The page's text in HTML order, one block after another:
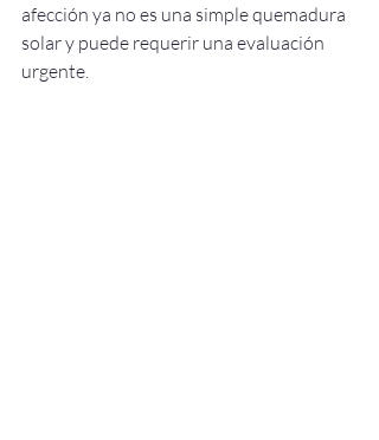
afección ya no es una simple quemadura
solar y puede requerir una evaluación
urgente.